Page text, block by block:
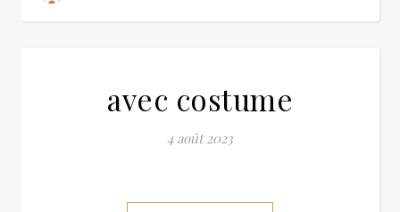
avec costume
4 août 2023